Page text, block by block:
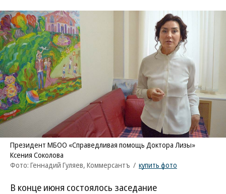
Президент МБОО «Справедливая помощь Доктора Лизы»
Ксения Соколова
Фото: Геннадий Гуляев, Коммерсантъ / купить фото
В конце июня состоялось заседание